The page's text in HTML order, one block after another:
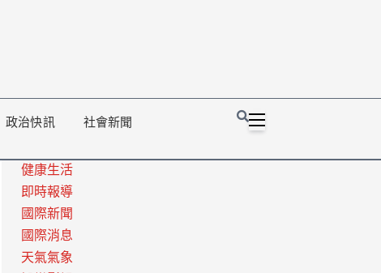
政治快訊 社會新聞
健康生活
即時報導
國際新聞
國際消息
天氣氣象